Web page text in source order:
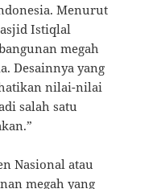
Menurut
Istiqlal
megah
Desainnya yang
nilai-nilai
salah satu
Nasional atau
megah yang